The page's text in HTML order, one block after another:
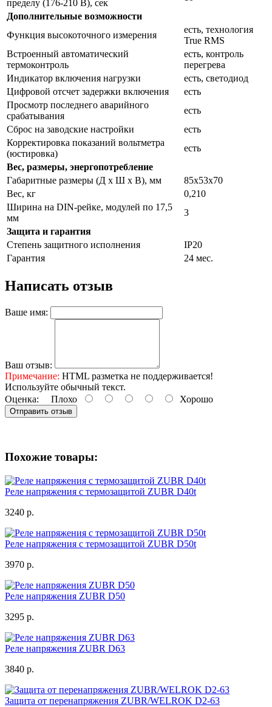
пределу (176-210 В), сек
Дополнительные возможности
Функция высокоточного измерения
есть, технология
True RMS
Встроенный автоматический
термоконтроль
есть, контроль
перегрева
Индикатор включения нагрузки
есть, светодиод
Цифровой отсчет задержки включения
есть
Просмотр последнего аварийного
срабатывания
есть
Сброс на заводские настройки
есть
Корректировка показаний вольтметра
(юстировка)
есть
Вес, размеры, энергопотребление
Габаритные размеры (Д х Ш х В), мм
85х53х70
Вес, кг
0,210
Ширина на DIN-рейке, модулей по 17,5
мм
3
Защита и гарантия
Степень защитного исполнения
IP20
Гарантия
24 мес.
Написать отзыв
Ваше имя:
Ваш отзыв:
Примечание: HTML разметка не поддерживается!
Используйте обычный текст.
Оценка: Плохо Хорошо
Отправить отзыв
Похожие товары:
Реле напряжения с термозащитой ZUBR D40t
3240 р.
Реле напряжения с термозащитой ZUBR D50t
3970 р.
Реле напряжения ZUBR D50
3295 р.
Реле напряжения ZUBR D63
3840 р.
Защита от перенапряжения ZUBR/WELROK D2-63